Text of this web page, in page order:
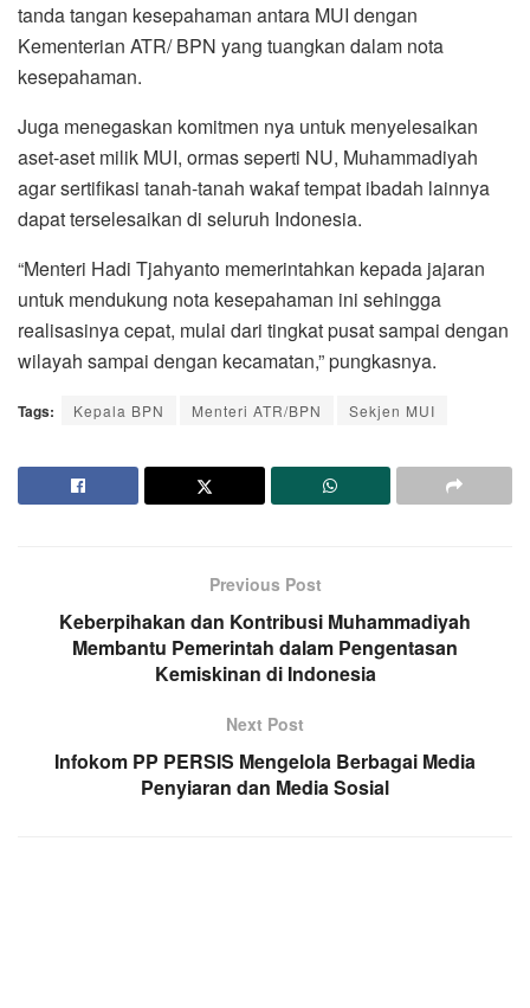
tanda tangan kesepahaman antara MUI dengan
Kementerian ATR/ BPN yang tuangkan dalam nota
kesepahaman.
Juga menegaskan komitmen nya untuk menyelesaikan
aset-aset milik MUI, ormas seperti NU, Muhammadiyah
agar sertifikasi tanah-tanah wakaf tempat ibadah lainnya
dapat terselesaikan di seluruh Indonesia.
“Menteri Hadi Tjahyanto memerintahkan kepada jajaran
untuk mendukung nota kesepahaman ini sehingga
realisasinya cepat, mulai dari tingkat pusat sampai dengan
wilayah sampai dengan kecamatan,” pungkasnya.
Tags: Kepala BPN Menteri ATR/BPN Sekjen MUI
Previous Post
Keberpihakan dan Kontribusi Muhammadiyah
Membantu Pemerintah dalam Pengentasan
Kemiskinan di Indonesia
Next Post
Infokom PP PERSIS Mengelola Berbagai Media
Penyiaran dan Media Sosial